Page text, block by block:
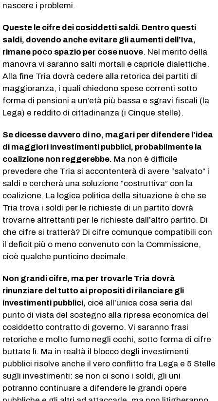
nascere i problemi.
Queste le cifre dei cosiddetti saldi. Dentro questi
saldi, dovendo anche evitare gli aumenti dell’Iva,
rimane poco spazio per cose nuove. Nel merito della
manovra vi saranno salti mortali e capriole dialettiche.
Alla fine Tria dovrà cedere alla retorica dei partiti di
maggioranza, i quali chiedono spese correnti sotto
forma di pensioni a un’età più bassa e sgravi fiscali (la
Lega) e reddito di cittadinanza (i Cinque stelle).
Se dicesse davvero di no, magari per difendere l’idea
di maggiori investimenti pubblici, probabilmente la
coalizione non reggerebbe. Ma non è difficile
prevedere che Tria si accontenterà di avere “salvato” i
saldi e cercherà una soluzione “costruttiva” con la
coalizione. La logica politica della situazione è che se
Tria trova i soldi per le richieste di un partito dovrà
trovarne altrettanti per le richieste dall’altro partito. Di
che cifre si tratterà? Di cifre comunque compatibili con
il deficit più o meno convenuto con la Commissione,
cioè qualche punticino decimale.
Non grandi cifre, ma per trovarle Tria dovrà
rinunziare del tutto ai propositi di rilanciare gli
investimenti pubblici, cioè all’unica cosa seria dal
punto di vista del sostegno alla ripresa economica del
cosiddetto contratto di governo. Vi saranno frasi
retoriche e molto fumo negli occhi, sotto forma di cifre
buttate lì. Ma in realtà il blocco degli investimenti
pubblici risolve anche il vero conflitto fra Lega e 5 Stelle
sugli investimenti: se non ci sono i soldi, gli uni
potranno continuare a difendere le grandi opere